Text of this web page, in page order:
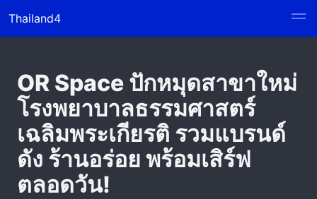
Thailand4
OR Space ปักหมุดสาขาใหม่
โรงพยาบาลธรรมศาสตร์
เฉลิมพระเกียรติ รวมแบรนด์
ดัง ร้านอร่อย พร้อมเสิร์ฟ
ตลอดวัน!